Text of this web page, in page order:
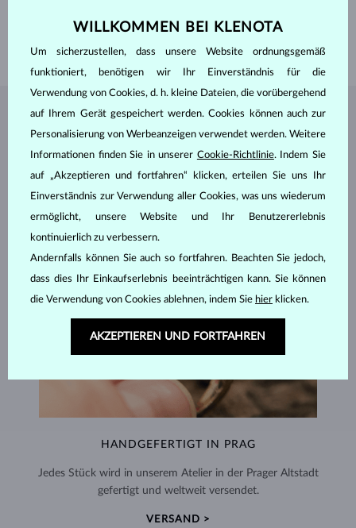
1.80 mm
GEWICHT 1.80 g
SCHMUCK AUS DEMKLENOTA ATELIER
HANDGEFERTIGT IN PRAG
Jedes Stück wird in unserem Atelier in der Prager Altstadt
gefertigt und weltweit versendet.
VERSAND >
WILLKOMMEN BEI KLENOTA
Um sicherzustellen, dass unsere Website ordnungsgemäß
funktioniert, benötigen wir Ihr Einverständnis für die
Verwendung von Cookies, d. h. kleine Dateien, die vorübergehend
auf Ihrem Gerät gespeichert werden. Cookies können auch zur
Personalisierung von Werbeanzeigen verwendet werden. Weitere
Informationen finden Sie in unserer Cookie-Richtlinie. Indem Sie
auf „Akzeptieren und fortfahren“ klicken, erteilen Sie uns Ihr
Einverständnis zur Verwendung aller Cookies, was uns wiederum
ermöglicht, unsere Website und Ihr Benutzererlebnis
kontinuierlich zu verbessern.
Andernfalls können Sie auch so fortfahren. Beachten Sie jedoch,
dass dies Ihr Einkaufserlebnis beeinträchtigen kann. Sie können
die Verwendung von Cookies ablehnen, indem Sie hier klicken.
AKZEPTIEREN UND FORTFAHREN